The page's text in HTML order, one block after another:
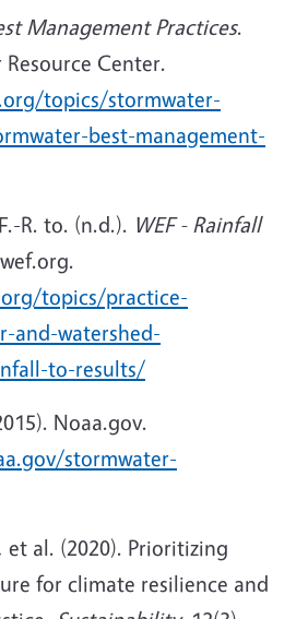
Management Practices.
Resource Center.
topics/stormwater-
best-management-
R. to. (n.d.). WEF - Rainfall
topics/practice-
and-watershed-
to-results/
Noaa.gov.
stormwater-
et al. (2020). Prioritizing
for climate resilience and